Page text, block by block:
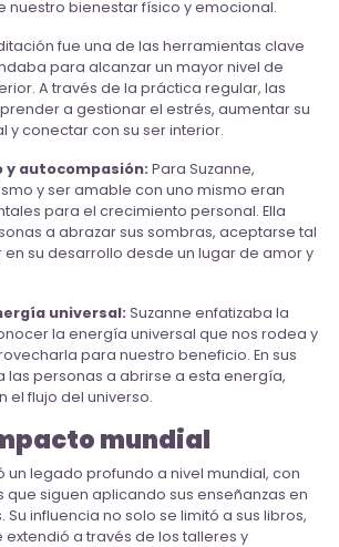
nuestro bienestar físico y emocional.
fue una de las herramientas clave
para alcanzar un mayor nivel de
A través de la práctica regular, las
a gestionar el estrés, aumentar su
y conectar con su ser interior.
autocompasión: Para Suzanne,
y ser amable con uno mismo eran
para el crecimiento personal. Ella
a abrazar sus sombras, aceptarse tal
su desarrollo desde un lugar de amor y
universal: Suzanne enfatizaba la
la energía universal que nos rodea y
para nuestro beneficio. En sus
las personas a abrirse a esta energía,
el flujo del universo.
mundial
un legado profundo a nivel mundial, con
siguen aplicando sus enseñanzas en
Su influencia no solo se limitó a sus libros,
a través de los talleres y